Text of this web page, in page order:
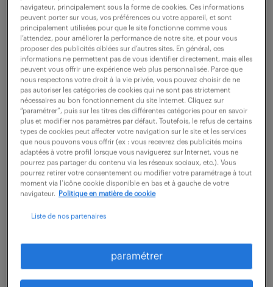
anglais (f/h)
15 avril 2026
Chaponost (69) CDI 35 000 € / an
Au cœur du processus de vente et de suivi, vos
missions se décomposent en trois axes : - Pilotage de
la relation client : Vous assurez le suivi complet des
comptes, de la réception de la commande...
voir l'offre
assistant communication et
commercial (f/h)
navigateur, principalement sous la forme de cookies. Ces informations
peuvent porter sur vous, vos préférences ou votre appareil, et sont
principalement utilisées pour que le site fonctionne comme vous
l’attendez, pour améliorer la performance de notre site, et pour vous
proposer des publicités ciblées sur d’autres sites. En général, ces
informations ne permettent pas de vous identifier directement, mais elles
peuvent vous offrir une expérience web plus personnalisée. Parce que
nous respectons votre droit à la vie privée, vous pouvez choisir de ne
pas autoriser les catégories de cookies qui ne sont pas strictement
nécessaires au bon fonctionnement du site Internet. Cliquez sur
“paramétrer”, puis sur les titres des différentes catégories pour en savoir
plus et modifier nos paramètres par défaut. Toutefois, le refus de certains
types de cookies peut affecter votre navigation sur le site et les services
que nous pouvons vous offrir (ex : vous recevrez des publicités moins
adaptées à votre profil lorsque vous naviguerez sur Internet, vous ne
pourrez pas partager du contenu via les réseaux sociaux, etc.). Vous
pourrez retirer votre consentement ou modifier votre paramétrage à tout
moment via l’icône cookie disponible en bas et à gauche de votre
navigateur.
Politique en matière de cookie
Liste de nos partenaires
paramétrer